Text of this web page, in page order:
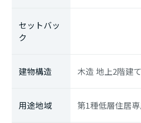
セットバッ
ク
建物構造 木造 地上2階建て
用途地域 第1種低層住居